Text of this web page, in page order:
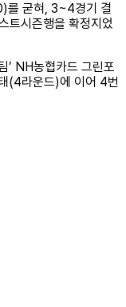
를 굳혀, 3~4경기 결
트시즌행을 확정지었
’ NH농협카드 그린포
(4라운드)에 이어 4번